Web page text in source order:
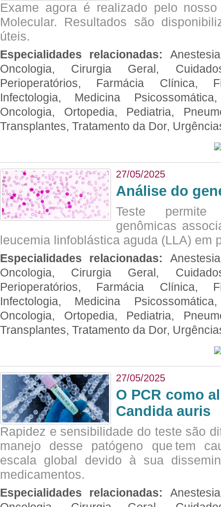
Exame agora é realizado pelo
Molecular. Resultados são
úteis.
Especialidades relacionadas:
Oncologia, Cirurgia Geral,
Perioperatórios, Farmácia Clínica,
Infectologia, Medicina
Oncologia, Ortopedia, Pediatria,
Transplantes, Tratamento da Dor,
27/05/2025
Análise do
Teste permite
genômicas
leucemia linfoblástica aguda (LLA) em
Especialidades relacionadas:
Oncologia, Cirurgia Geral,
Perioperatórios, Farmácia Clínica,
Infectologia, Medicina
Oncologia, Ortopedia, Pediatria,
Transplantes, Tratamento da Dor,
27/05/2025
O PCR como
Candida auris
Rapidez e sensibilidade do teste são
manejo desse patógeno que tem
escala global devido à sua
medicamentos.
Especialidades relacionadas: